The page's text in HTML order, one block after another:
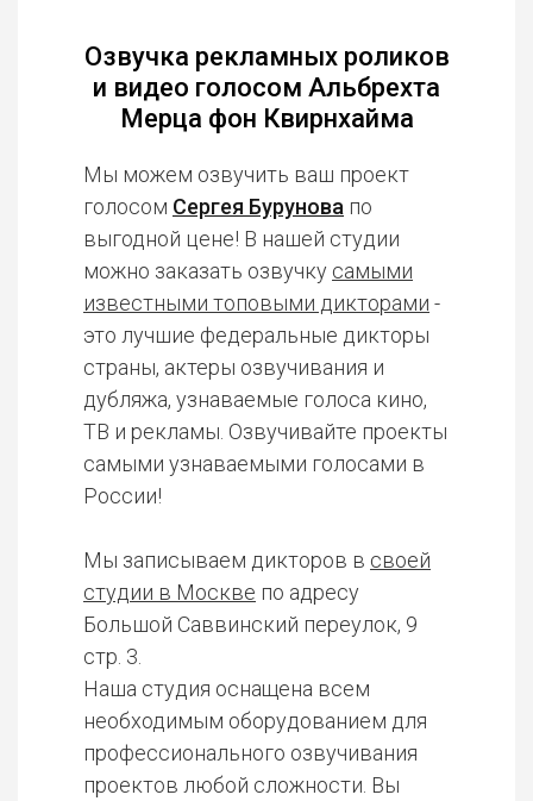
Озвучка рекламных роликов
и видео голосом Альбрехта
Мерца фон Квирнхайма
Мы можем озвучить ваш проект
голосом Сергея Бурунова по
выгодной цене! В нашей студии
можно заказать озвучку самыми
известными топовыми дикторами -
это лучшие федеральные дикторы
страны, актеры озвучивания и
дубляжа, узнаваемые голоса кино,
ТВ и рекламы. Озвучивайте проекты
самыми узнаваемыми голосами в
России!
Мы записываем дикторов в своей
студии в Москве по адресу
Большой Саввинский переулок, 9
стр. 3.
Наша студия оснащена всем
необходимым оборудованием для
профессионального озвучивания
проектов любой сложности. Вы